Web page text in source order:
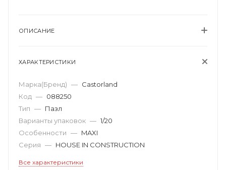
ОПИСАНИЕ
ХАРАКТЕРИСТИКИ
Марка(Бренд) — Castorland
Код — 088250
Тип — Пазл
Варианты упаковок — 1/20
Особенности — MAXI
Серия — HOUSE IN CONSTRUCTION
Все характеристики